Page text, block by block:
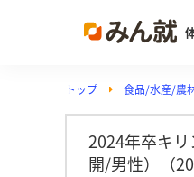
トップ 食品/水産/農
2024年卒キ
開/男性）（